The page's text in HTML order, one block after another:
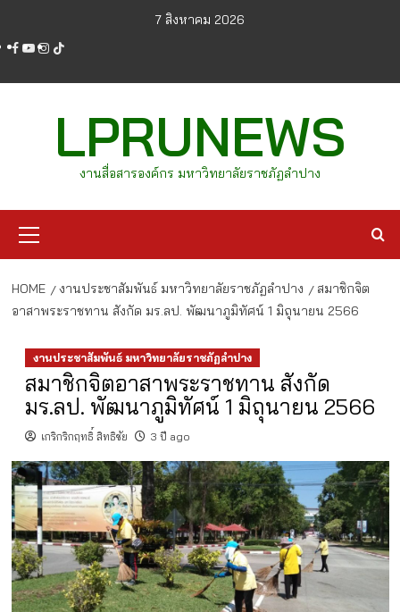
content
7 สิงหาคม 2026
facebook
youtube
instagram
tiktok
LPRUNEWS
งานสื่อสารองค์กร มหาวิทยาลัยราชภัฏลำปาง
Menu
HOME งานประชาสัมพันธ์ มหาวิทยาลัยราชภัฏลำปาง
สมาชิกจิต
อาสาพระราชทาน สังกัด มร.ลป. พัฒนาภูมิทัศน์ 1 มิถุนายน 2566
งานประชาสัมพันธ์ มหาวิทยาลัยราชภัฏลำปาง
สมาชิกจิตอาสาพระราชทาน สังกัด
มร.ลป. พัฒนาภูมิทัศน์ 1 มิถุนายน 2566
เกริกริกฤทธิ์ สิทธิชัย 3 ปี ago